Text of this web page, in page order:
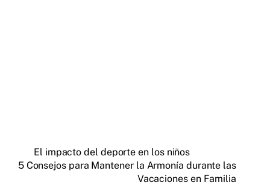
El impacto del deporte en los niños
5 Consejos para Mantener la Armonía durante las
Vacaciones en Familia